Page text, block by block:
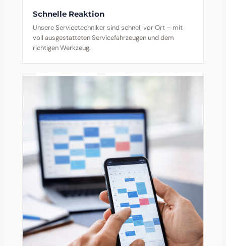
Schnelle Reaktion
Unsere Servicetechniker sind schnell vor Ort – mit
voll ausgestatteten Servicefahrzeugen und dem
richtigen Werkzeug.